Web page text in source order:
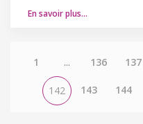
En savoir plus…
1 ... 136 137
142 143 144